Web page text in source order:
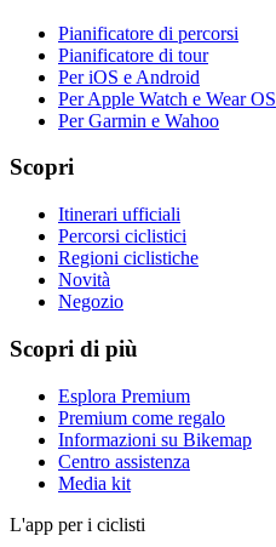
Pianificatore di percorsi
Pianificatore di tour
Per iOS e Android
Per Apple Watch e Wear OS
Per Garmin e Wahoo
Scopri
Itinerari ufficiali
Percorsi ciclistici
Regioni ciclistiche
Novità
Negozio
Scopri di più
Esplora Premium
Premium come regalo
Informazioni su Bikemap
Centro assistenza
Media kit
L'app per i ciclisti